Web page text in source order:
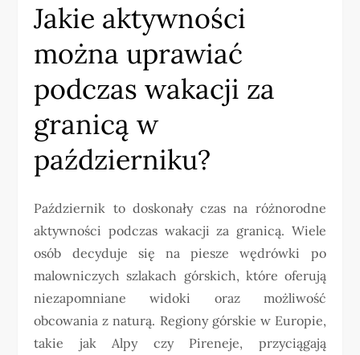
Jakie aktywności
można uprawiać
podczas wakacji za
granicą w
październiku?
Październik to doskonały czas na różnorodne
aktywności podczas wakacji za granicą. Wiele
osób decyduje się na piesze wędrówki po
malowniczych szlakach górskich, które oferują
niezapomniane widoki oraz możliwość
obcowania z naturą. Regiony górskie w Europie,
takie jak Alpy czy Pireneje, przyciągają